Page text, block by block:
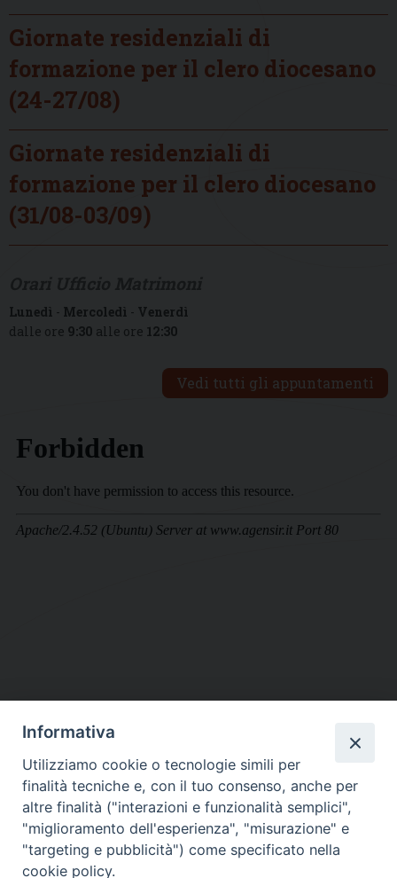
Giornate residenziali di
formazione per il clero diocesano
(24-27/08)
Giornate residenziali di
formazione per il clero diocesano
(31/08-03/09)
Lunedì - Mercoledì - Venerdì
dalle ore 9:30 alle ore 12:30
Vedi tutti gli appuntamenti
DIOCESI SUBURBICARIA DI ALBANO
Contatti:Tel.: 06.93268401 - Fax.: 06.9323844
E-mail:curia@diocesidialbano.it
Orari: dal Lunedì al Venerdì Ore: 9:00 - 13:00
Informativa
Utilizziamo cookie o tecnologie simili per
finalità tecniche e, con il tuo consenso, anche per
altre finalità ("interazioni e funzionalità semplici",
"miglioramento dell'esperienza", "misurazione" e
"targeting e pubblicità") come specificato nella
cookie policy.